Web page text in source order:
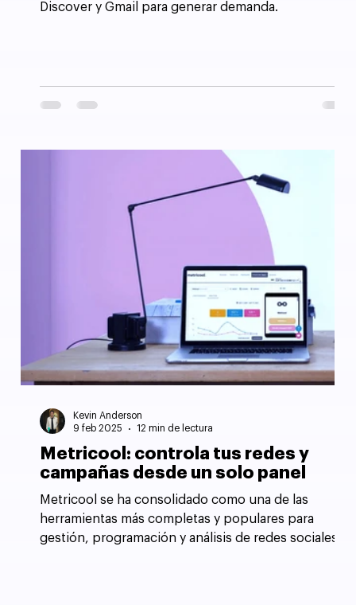
Discover y Gmail para generar demanda.
Metricool: controla tus redes y
campañas desde un solo panel
Metricool se ha consolidado como una de las
herramientas más completas y populares para
gestión, programación y análisis de redes sociales.
Kevin Anderson
9 feb 2025
12 min de lectura